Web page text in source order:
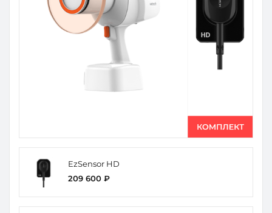
EzSensor HD
209 600 ₽